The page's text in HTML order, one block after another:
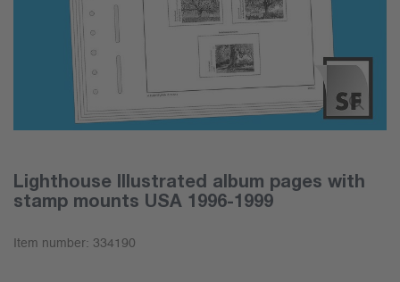
Lighthouse Illustrated album pages with
stamp mounts USA 1996-1999
Item number: 334190